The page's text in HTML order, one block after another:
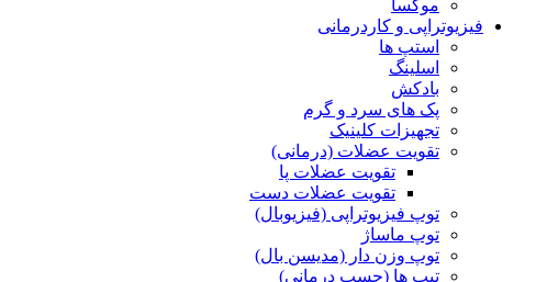
موکسا
فیزیوتراپی و کاردرمانی
استپ ها
اسلینگ
بادکش
پک های سرد و گرم
تجهیزات کلینیک
تقویت عضلات (درمانی)
تقویت عضلات پا
تقویت عضلات دست
توپ فیزیوتراپی (فیزیوبال)
توپ ماساژ
توپ وزن دار (مدیسن بال)
تیپ ها (چسب درمانی)